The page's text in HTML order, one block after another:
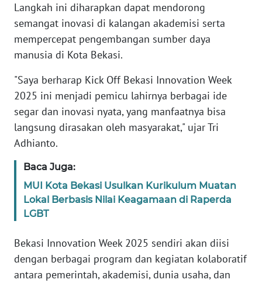
Langkah ini diharapkan dapat mendorong
semangat inovasi di kalangan akademisi serta
mempercepat pengembangan sumber daya
manusia di Kota Bekasi.
"Saya berharap Kick Off Bekasi Innovation Week
2025 ini menjadi pemicu lahirnya berbagai ide
segar dan inovasi nyata, yang manfaatnya bisa
langsung dirasakan oleh masyarakat," ujar Tri
Adhianto.
Baca Juga:
MUI Kota Bekasi Usulkan Kurikulum Muatan
Lokal Berbasis Nilai Keagamaan di Raperda
LGBT
Bekasi Innovation Week 2025 sendiri akan diisi
dengan berbagai program dan kegiatan kolaboratif
antara pemerintah, akademisi, dunia usaha, dan
SERAMBI
WN
JAMBI
WN
SULTRA
WN
NTB
WN
SULTENG
WN
WN
BABEL